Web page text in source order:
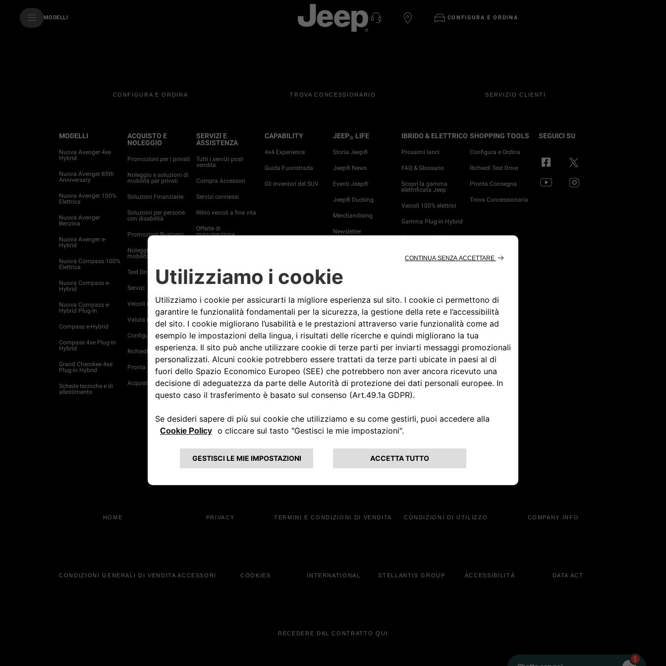
MODELLI CONFIGURA E ORDINA
CONFIGURA E ORDINA TROVA CONCESSIONARIO SERVIZIO CLIENTI
MODELLI
Nuova Avenger 4xe
Hybrid
Nuova Avenger 85th
Anniversary
Nuova Avenger 100%
Elettrica
Nuova Avenger
Benzina
Nuova Avenger e-
Hybrid
Nuova Compass 100%
Elettrica
Nuova Compass e-
Hybrid
Nuova Compass e-
Hybrid Plug-In
Compass e-Hybrid
Compass 4xe Plug-in
Hybrid
Grand Cherokee 4xe
Plug-in Hybrid
Schede tecniche e di
allestimento
ACQUISTO E
NOLEGGIO
Promozioni per i privati
Noleggio e soluzioni di
mobilità per privati
Soluzioni Finanziarie
Soluzioni per persone
con disabilità
Promozioni Business
Noleggio e soluzioni di
mobilità per aziende
Test Drive
Servizi
Veicoli usati Spoticar
Valuta il tuo usato
Configura e ordina
Richiedi Informazioni
Pronta consegna
Acquista online
SERVIZI E
ASSISTENZA
Tutti i servizi post-
vendita
Compra Accessori
Servizi connessi
Ritiro veicoli a fine vita
Offerte di
manutenzione
Piani di manutenzione
Assistenza Stradale
Trova officina
4xe Plug-in Hybrid:
soluzioni di ricarica e
manutenzione
Entra in Jeep Wave®
Prenota appuntamento
Servizi Aggiornamento
Mappe
Contatta
Concessionaria
CAPABILITY
4x4 Experience
Guida Fuoristrada
Gli inventori del SUV
JEEP® LIFE
Storia Jeep®
Jeep® News
Eventi Jeep®
Jeep® Ducking
Merchandising
Newsletter
IBRIDO & ELETTRICO
Prossimi lanci
FAQ & Glossario
Scopri la gamma
elettrificata Jeep
Veicoli 100% elettrici
Gamma Plug-in Hybrid
Gamma e-Hybrid
SUV ibridi - guida
all'acquisto
SHOPPING TOOLS
Configura e Ordina
Richiedi Test Drive
Pronta Consegna
Trova Concessionaria
SEGUICI SU
HOME PRIVACY TERMINI E CONDIZIONI DI VENDITA CONDIZIONI DI UTILIZZO COMPANY INFO
CONDIZIONI GENERALI DI VENDITA ACCESSORI COOKIES INTERNATIONAL STELLANTIS GROUP ACCESSIBILITÀ DATA ACT
RECEDERE DAL CONTRATTO QUI
1